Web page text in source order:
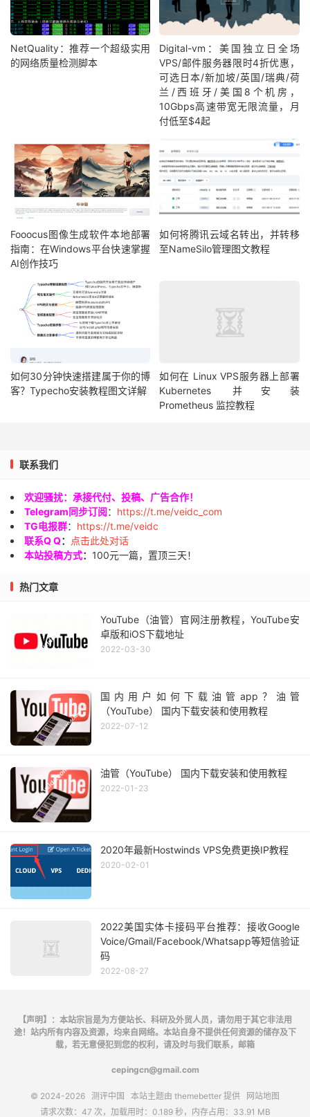
NetQuality：推荐一个超级实用
的网络质量检测脚本
Digital-vm：美国独立日全场
VPS/邮件服务器限时4折优惠，
可选日本/新加坡/英国/瑞典/荷
兰/西班牙/美国8个机房，
10Gbps高速带宽无限流量，月
付低至$4起
Fooocus图像生成软件本地部署
指南：在Windows平台快速掌握
AI创作技巧
如何将腾讯云域名转出，并转移
至NameSilo管理图文教程
如何30分钟快速搭建属于你的博
客？Typecho安装教程图文详解
如何在 Linux VPS服务器上部署
Kubernetes 并安装
Prometheus 监控教程
联系我们
欢迎骚扰：承接代付、投稿、广告合作！
Telegram同步订阅： https://t.me/veidc_com
TG电报群： https://t.me/veidc
联系Q Q：
点击此处对话
本站投稿方式： 100元一篇，置顶三天！
热门文章
YouTube（油管）官网注册教程，YouTube安
卓版和iOS下载地址
2022-03-30
国内用户如何下载油管app？油管
（YouTube） 国内下载安装和使用教程
2022-07-12
油管（YouTube） 国内下载安装和使用教程
2022-01-23
2020年最新Hostwinds VPS免费更换IP教程
2020-02-01
2022美国实体卡接码平台推荐：接收Google
Voice/Gmail/Facebook/Whatsapp等短信验证
码
2022-08-27
【声明】：本站宗旨是为方便站长、科研及外贸人员，请勿用于其它非法用
途！站内所有内容及资源，均来自网络。本站自身不提供任何资源的储存及下
载，若无意侵犯到您的权利，请及时与我们联系，邮箱
cepingcn@gmail.com
© 2024-2026 测评中国 本站主题由 themebetter 提供
网站地图
请求次数：47 次，加载用时：0.189 秒，内存占用：33.91 MB